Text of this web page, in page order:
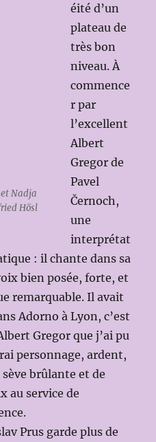
Nadja
Hösl
éité d’un
plateau de
très bon
niveau. À
commence
r par
l’excellent
Albert
Gregor de
Pavel
Černoch,
une
interprétat
: il chante dans sa
bien posée, forte, et
remarquable. Il avait
Adorno à Lyon, c’est
Gregor que j’ai pu
personnage, ardent,
brûlante et de
au service de
Prus garde plus de